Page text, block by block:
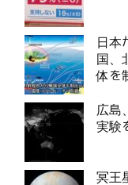
日本
国、
体を
広島
実験
冥王